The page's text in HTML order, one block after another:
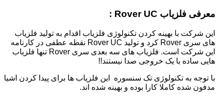
معرفی فلزیاب Rover UC :
این شرکت با بهینه کردن تکنولوژی فلزیاب اقدام به تولید فلزیاب
های سری Rover کرد و تولید Rover UC نقطه عطفی در کارنامه
این شرکت است. فلزیاب های سه بعدی سری Rover تنها فلزیاب
هایی ساده با یک خروجی صدا نیستند!!
با توجه به تکنولوژی تک سنسوره این فلزیاب ها برای پیدا کردن اشیا
مدفون شده کاملا کارا بوده و بهینه شده اند.